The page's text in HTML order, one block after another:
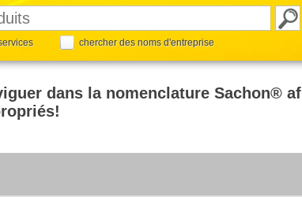
chercher des noms d'entreprise
dans la nomenclature Sachon®